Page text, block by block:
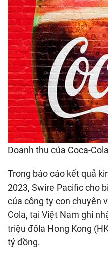
Doanh thu của Coca-
Trong báo cáo kết quả
2023, Swire Pacific cho
của công ty con chuyên
Cola, tại Việt Nam ghi
triệu đôla Hong Kong
tỷ đồng.